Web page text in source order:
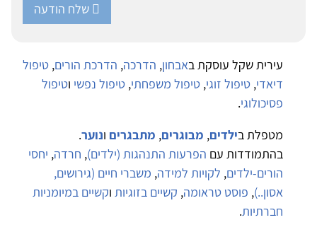
שלח הודעה
עירית שקל עוסקת באבחון, הדרכה, הדרכת הורים, טיפול
דיאדי, טיפול זוגי, טיפול משפחתי, טיפול נפשי וטיפול
פסיכולוגי.
מטפלת בילדים, מבוגרים, מתבגרים ונוער.
בהתמודדות עם הפרעות התנהגות (ילדים), חרדה, יחסי
הורים-ילדים, לקויות למידה, משברי חיים (גירושים,
אסון..), פוסט טראומה, קשיים בזוגיות וקשיים במיומניות
חברתיות.